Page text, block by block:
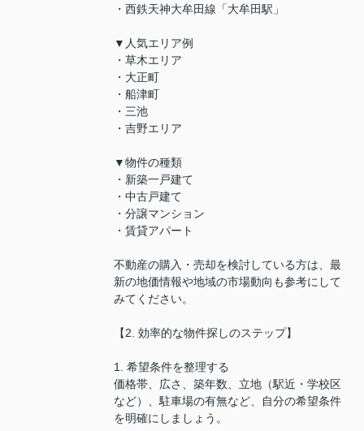
・西鉄天神大牟田線「大牟田駅」
▼人気エリア例
・草木エリア
・大正町
・船津町
・三池
・吉野エリア
▼物件の種類
・新築一戸建て
・中古戸建て
・分譲マンション
・賃貸アパート
不動産の購入・売却を検討している方は、最
新の地価情報や地域の市場動向も参考にして
みてください。
【2. 効率的な物件探しのステップ】
1. 希望条件を整理する
価格帯、広さ、築年数、立地（駅近・学校区
など）、駐車場の有無など、自分の希望条件
を明確にしましょう。